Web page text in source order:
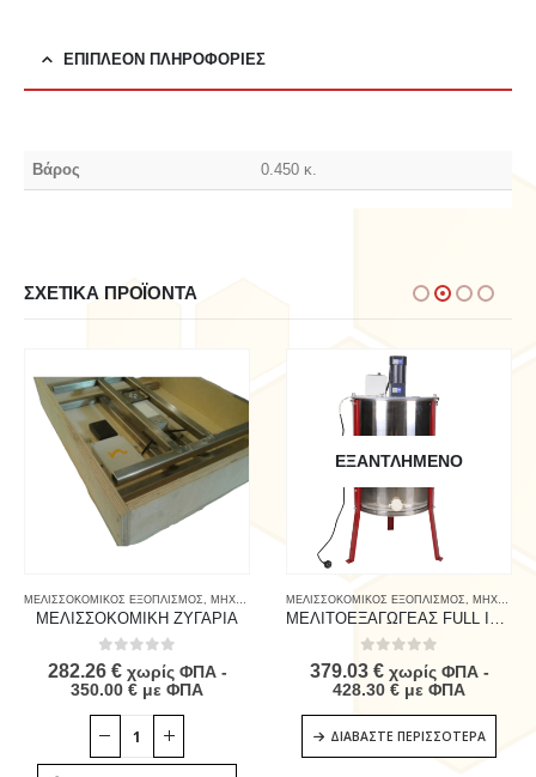
ΕΠΙΠΛΈΟΝ ΠΛΗΡΟΦΟΡΊΕΣ
Βάρος 0.450 κ.
ΣΧΕΤΙΚΆ ΠΡΟΪΌΝΤΑ
ΜΕΛΙΣΣΟΚΟΜΙΚΟΣ ΕΞΟΠΛΙΣΜΟΣ, ΜΗΧΑΝΗΜΑΤΑ - ΑΝΤΑΛΛΑΚΤΙΚΑ
ΜΕΛΙΣΣΟΚΟΜΙΚΗ ΖΥΓΑΡΙΑ
0 out of 5
282.26 € χωρίς ΦΠΑ -
350.00 € με ΦΠΑ
ΕΞΑΝΤΛΗΜΈΝΟ
ΜΕΛΙΣΣΟΚΟΜΙΚΟΣ ΕΞΟΠΛΙΣΜΟΣ, ΜΗΧΑΝΗΜΑΤΑ - ΑΝΤΑΛΛΑΚΤΙΚΑ
ΜΕΛΙΤΟΕΞΑΓΩΓΕΑΣ FULL INOX 4 ΠΛΑΙΣΙΩΝ ΗΛΕΚΤΡΙΚΟΣ
0 out of 5
379.03 € χωρίς ΦΠΑ -
428.30 € με ΦΠΑ
ΔΙΑΒΆΣΤΕ ΠΕΡΙΣΣΌΤΕΡΑ